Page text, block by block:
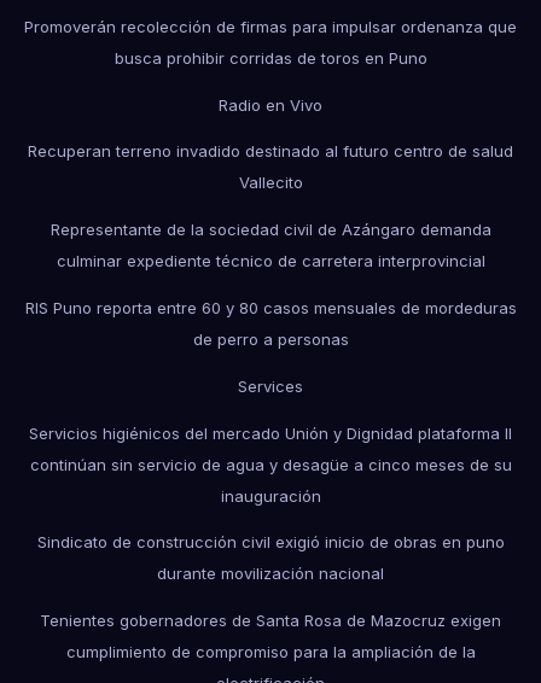
Promoverán recolección de firmas para impulsar ordenanza que
busca prohibir corridas de toros en Puno
Radio en Vivo
Recuperan terreno invadido destinado al futuro centro de salud
Vallecito
Representante de la sociedad civil de Azángaro demanda
culminar expediente técnico de carretera interprovincial
RIS Puno reporta entre 60 y 80 casos mensuales de mordeduras
de perro a personas
Services
Servicios higiénicos del mercado Unión y Dignidad plataforma II
continúan sin servicio de agua y desagüe a cinco meses de su
inauguración
Sindicato de construcción civil exigió inicio de obras en puno
durante movilización nacional
Tenientes gobernadores de Santa Rosa de Mazocruz exigen
cumplimiento de compromiso para la ampliación de la